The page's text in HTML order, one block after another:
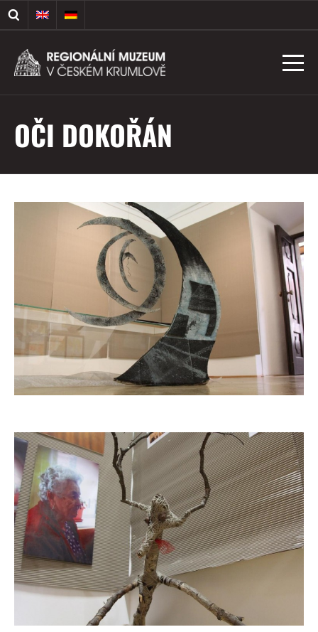
OČI DOKOŘÁN